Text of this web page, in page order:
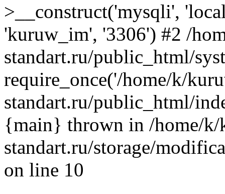
>__construct('mysqli',
'kuruw_im', '3306') #2 /
standart.ru/public_html/
require_once('/home/k/
standart.ru/public_html/
{main} thrown in /home/k/
standart.ru/storage/
on line 10